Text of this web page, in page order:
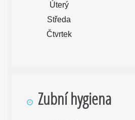
Úterý
Středa
Čtvrtek
Zubní hygiena